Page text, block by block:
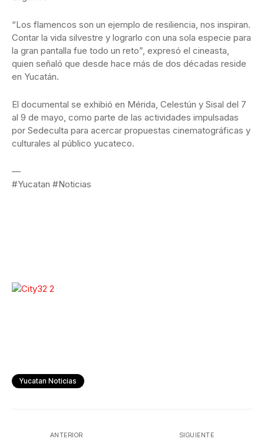
“Los flamencos son un ejemplo de resiliencia, nos inspiran.
Contar la vida silvestre y lograrlo con una sola especie para
la gran pantalla fue todo un reto”, expresó el cineasta,
quien señaló que desde hace más de dos décadas reside
en Yucatán.
El documental se exhibió en Mérida, Celestún y Sisal del 7
al 9 de mayo, como parte de las actividades impulsadas
por Sedeculta para acercar propuestas cinematográficas y
culturales al público yucateco.
—
#Yucatan #Noticias
Yucatan Noticias
ANTERIOR SIGUIENTE